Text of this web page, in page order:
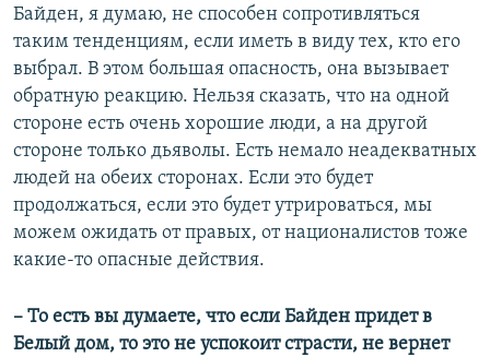
Байден, я думаю, не способен сопротивляться
таким тенденциям, если иметь в виду тех, кто его
выбрал. В этом большая опасность, она вызывает
обратную реакцию. Нельзя сказать, что на одной
стороне есть очень хорошие люди, а на другой
стороне только дьяволы. Есть немало неадекватных
людей на обеих сторонах. Если это будет
продолжаться, если это будет утрироваться, мы
можем ожидать от правых, от националистов тоже
какие-то опасные действия.
– То есть вы думаете, что если Байден придет в
Белый дом, то это не успокоит страсти, не вернет